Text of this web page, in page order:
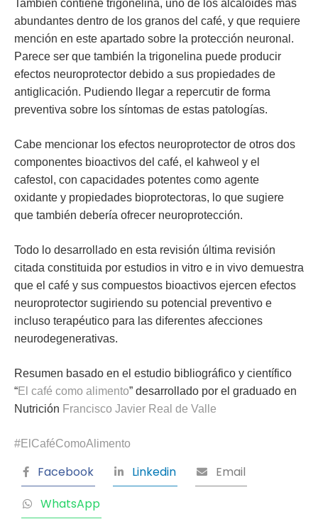
También contiene trigonelina, uno de los alcaloides más
abundantes dentro de los granos del café, y que requiere
mención en este apartado sobre la protección neuronal.
Parece ser que también la trigonelina puede producir
efectos neuroprotector debido a sus propiedades de
antiglicación. Pudiendo llegar a repercutir de forma
preventiva sobre los síntomas de estas patologías.
Cabe mencionar los efectos neuroprotector de otros dos
componentes bioactivos del café, el kahweol y el
cafestol, con capacidades potentes como agente
oxidante y propiedades bioprotectoras, lo que sugiere
que también debería ofrecer neuroprotección.
Todo lo desarrollado en esta revisión última revisión
citada constituida por estudios in vitro e in vivo demuestra
que el café y sus compuestos bioactivos ejercen efectos
neuroprotector sugiriendo su potencial preventivo e
incluso terapéutico para las diferentes afecciones
neurodegenerativas.
Resumen basado en el estudio bibliográfico y científico
“El café como alimento” desarrollado por el graduado en
Nutrición Francisco Javier Real de Valle
#ElCaféComoAlimento
Facebook Linkedin
Email
WhatsApp